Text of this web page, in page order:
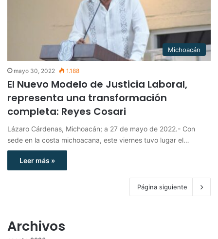
Michoacán
mayo 30, 2022 1.188
El Nuevo Modelo de Justicia Laboral,
representa una transformación
completa: Reyes Cosari
Lázaro Cárdenas, Michoacán; a 27 de mayo de 2022.- Con
sede en la costa michoacana, este viernes tuvo lugar el…
Leer más »
Página siguiente
Archivos